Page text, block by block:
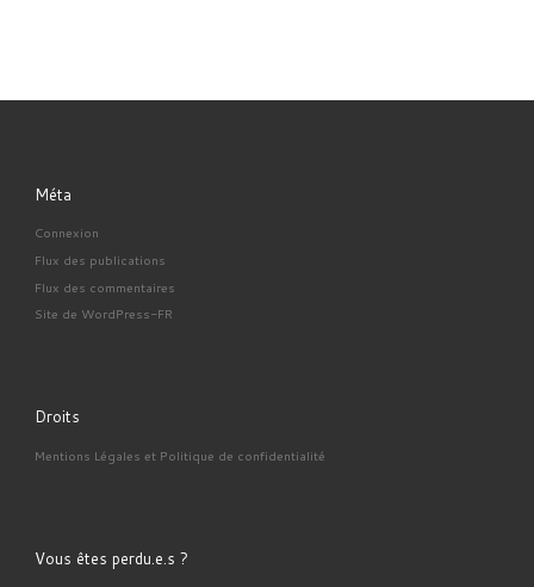
Méta
Connexion
Flux des publications
Flux des commentaires
Site de WordPress-FR
Droits
Mentions Légales et Politique de confidentialité
Vous êtes perdu.e.s ?